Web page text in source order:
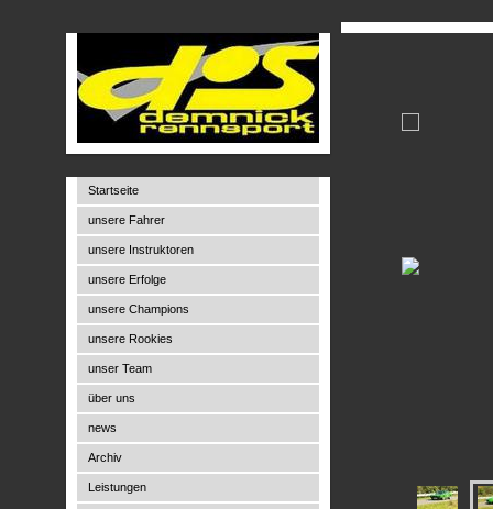
Startseite
unsere Fahrer
unsere Instruktoren
unsere Erfolge
unsere Champions
unsere Rookies
unser Team
über uns
news
Archiv
Leistungen